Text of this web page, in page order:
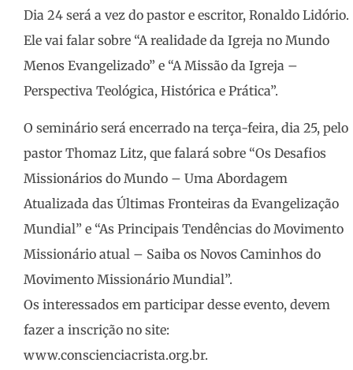
Dia 24 será a vez do pastor e escritor, Ronaldo Lidório.
Ele vai falar sobre “A realidade da Igreja no Mundo
Menos Evangelizado” e “A Missão da Igreja –
Perspectiva Teológica, Histórica e Prática”.
O seminário será encerrado na terça-feira, dia 25, pelo
pastor Thomaz Litz, que falará sobre “Os Desafios
Missionários do Mundo – Uma Abordagem
Atualizada das Últimas Fronteiras da Evangelização
Mundial” e “As Principais Tendências do Movimento
Missionário atual – Saiba os Novos Caminhos do
Movimento Missionário Mundial”.
Os interessados em participar desse evento, devem
fazer a inscrição no site:
www.conscienciacrista.org.br.